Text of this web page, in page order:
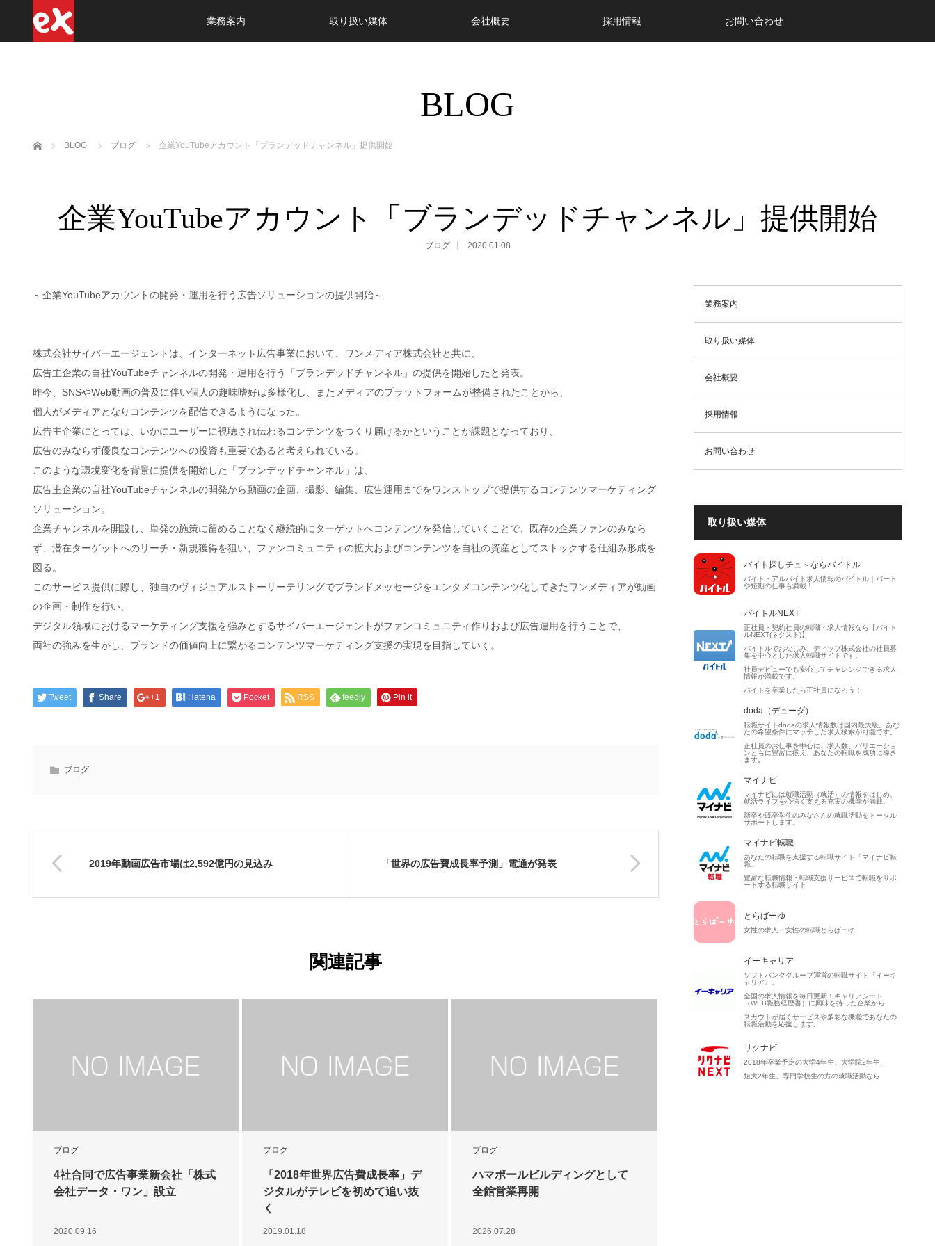
業務案内 取り扱い媒体 会社概要 採用情報 お問い合わせ
BLOG
ホーム BLOG ブログ 企業YouTubeアカウント「ブランデッドチャンネル」提供開始
企業YouTubeアカウント「ブランデッドチャンネル」提供開始
ブログ 2020.01.08
～企業YouTubeアカウントの開発・運用を行う広告ソリューションの提供開始～
株式会社サイバーエージェントは、インターネット広告事業において、ワンメディア株式会社と共に、
広告主企業の自社YouTubeチャンネルの開発・運用を行う「ブランデッドチャンネル」の提供を開始したと発表。
昨今、SNSやWeb動画の普及に伴い個人の趣味嗜好は多様化し、またメディアのプラットフォームが整備されたことから、
個人がメディアとなりコンテンツを配信できるようになった。
広告主企業にとっては、いかにユーザーに視聴され伝わるコンテンツをつくり届けるかということが課題となっており、
広告のみならず優良なコンテンツへの投資も重要であると考えられている。
このような環境変化を背景に提供を開始した「ブランデッドチャンネル」は、
広告主企業の自社YouTubeチャンネルの開発から動画の企画、撮影、編集、広告運用までをワンストップで提供するコンテンツマーケティング
ソリューション。
企業チャンネルを開設し、単発の施策に留めることなく継続的にターゲットへコンテンツを発信していくことで、既存の企業ファンのみなら
ず、潜在ターゲットへのリーチ・新規獲得を狙い、ファンコミュニティの拡大およびコンテンツを自社の資産としてストックする仕組み形成を
図る。
このサービス提供に際し、独自のヴィジュアルストーリーテリングでブランドメッセージをエンタメコンテンツ化してきたワンメディアが動画
の企画・制作を行い、
デジタル領域におけるマーケティング支援を強みとするサイバーエージェントがファンコミュニティ作りおよび広告運用を行うことで、
両社の強みを生かし、ブランドの価値向上に繋がるコンテンツマーケティング支援の実現を目指していく。
Tweet Share +1 Hatena Pocket RSS feedly Pin it
ブログ
2019年動画広告市場は2,592億円の見込み 「世界の広告費成長率予測」電通が発表
関連記事
ブログ
4社合同で広告事業新会社「株式
会社データ・ワン」設立
2020.09.16
ブログ
「2018年世界広告費成長率」デ
ジタルがテレビを初めて追い抜
く
2019.01.18
ブログ
ハマボールビルディングとして
全館営業再開
2026.07.28
業務案内
取り扱い媒体
会社概要
採用情報
お問い合わせ
取り扱い媒体
バイト探しチュ～ならバイトル
バイト・アルバイト求人情報のバイトル｜パート
や短期の仕事も満載！
バイトルNEXT
正社員・契約社員の転職・求人情報なら【バイト
ルNEXT(ネクスト)】
バイトルでおなじみ、ディップ株式会社の社員募
集を中心とした求人転職サイトです。
社員デビューでも安心してチャレンジできる求人
情報が満載です。
バイトを卒業したら正社員になろう！
doda（デューダ）
転職サイトdodaの求人情報数は国内最大級。あな
たの希望条件にマッチした求人検索が可能です。
正社員のお仕事を中心に、求人数、バリエーショ
ンともに豊富に揃え、あなたの転職を成功に導き
ます。
マイナビ
マイナビには就職活動（就活）の情報をはじめ、
就活ライフを心強く支える充実の機能が満載。
新卒や既卒学生のみなさんの就職活動をトータル
サポートします。
マイナビ転職
あなたの転職を支援する転職サイト「マイナビ転
職」
豊富な転職情報・転職支援サービスで転職をサポ
ートする転職サイト
とらばーゆ
女性の求人・女性の転職とらばーゆ
イーキャリア
ソフトバンクグループ運営の転職サイト『イーキ
ャリア』。
全国の求人情報を毎日更新！キャリアシート
（WEB職務経歴書）に興味を持った企業から
スカウトが届くサービスや多彩な機能であなたの
転職活動を応援します。
リクナビ
2018年卒業予定の大学4年生、大学院2年生、
短大2年生、専門学校生の方の就職活動なら